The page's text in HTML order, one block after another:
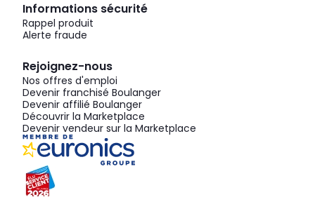
Informations sécurité
Rappel produit
Alerte fraude
Rejoignez-nous
Nos offres d'emploi
Devenir franchisé Boulanger
Devenir affilié Boulanger
Découvrir la Marketplace
Devenir vendeur sur la Marketplace